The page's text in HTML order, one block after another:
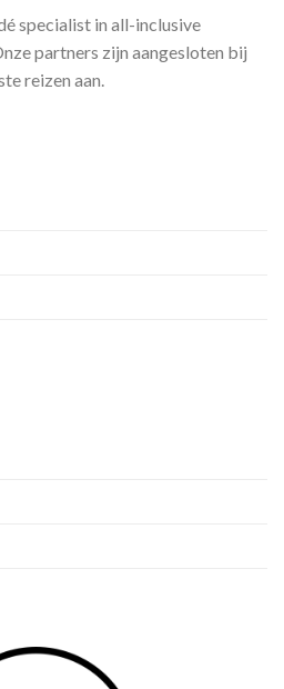
specialist in all-inclusive
partners zijn aangesloten bij
reizen aan.